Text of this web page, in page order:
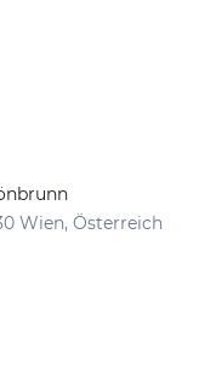
Wien, Österreich